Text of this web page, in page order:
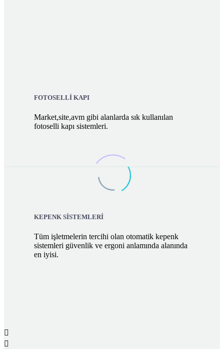
FOTOSELLİ KAPI
Market,site,avm gibi alanlarda sık kullanılan
fotoselli kapı sistemleri.
KEPENK SİSTEMLERİ
Tüm işletmelerin tercihi olan otomatik kepenk
sistemleri güvenlik ve ergoni anlamında alanında
en iyisi.

